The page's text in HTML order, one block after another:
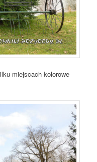
miejscach kolorowe